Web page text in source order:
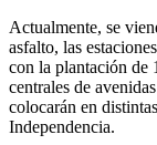
Actualmente, se
asfalto, las
con la plantación de
centrales de
colocarán en
Independencia.